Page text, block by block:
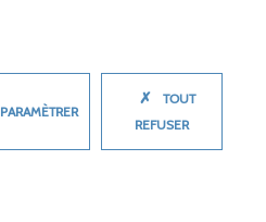
PARAMÈTRER
✗
TOUT
REFUSER